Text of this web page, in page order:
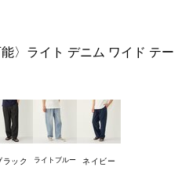
〉ライト デニム ワイド テー
ラック ライトブルー ネイビー